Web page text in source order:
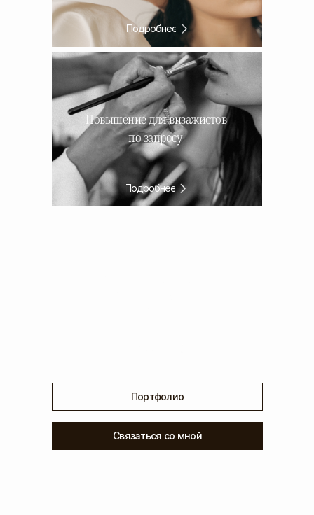
Связаться со мной
Портфолио
Подробнее
Подробнее
по запросу
Повышение для визажистов